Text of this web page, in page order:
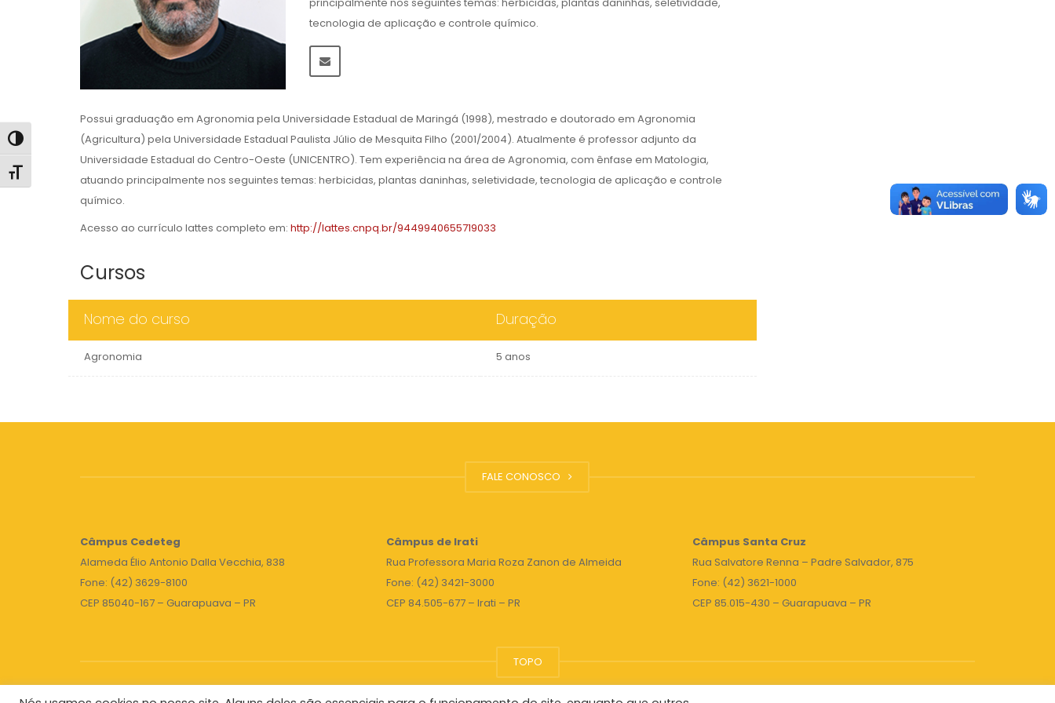
Alternar alto contraste
Alternar tamanho da fonte
tecnologia de aplicação e controle químico.
Possui graduação em Agronomia pela Universidade Estadual de Maringá (1998), mestrado e doutorado em Agronomia
(Agricultura) pela Universidade Estadual Paulista Júlio de Mesquita Filho (2001/2004). Atualmente é professor adjunto da
Universidade Estadual do Centro-Oeste (UNICENTRO). Tem experiência na área de Agronomia, com ênfase em Matologia,
atuando principalmente nos seguintes temas: herbicidas, plantas daninhas, seletividade, tecnologia de aplicação e controle
químico.
Acesso ao currículo lattes completo em: http://lattes.cnpq.br/9449940655719033
Cursos
Nome do curso Duração
Agronomia 5 anos
FALE CONOSCO
Câmpus Cedeteg
Alameda Élio Antonio Dalla Vecchia, 838
Fone: (42) 3629-8100
CEP 85040-167 – Guarapuava – PR
Câmpus de Irati
Rua Professora Maria Roza Zanon de Almeida
Fone: (42) 3421-3000
CEP 84.505-677 – Irati – PR
Câmpus Santa Cruz
Rua Salvatore Renna – Padre Salvador, 875
Fone: (42) 3621-1000
CEP 85.015-430 – Guarapuava – PR
TOPO